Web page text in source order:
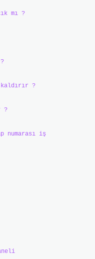
mı ?
kaldırır ?
?
numarası iş